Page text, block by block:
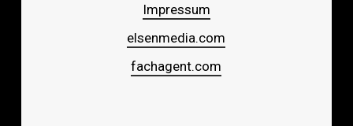
Impressum
elsenmedia.com
fachagent.com